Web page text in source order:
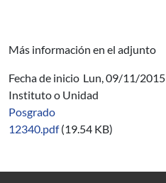
Más información en el adjunto
Fecha de inicio Lun, 09/11/2015
Instituto o Unidad
Posgrado
12340.pdf (19.54 KB)